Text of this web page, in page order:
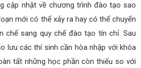
cập nhật về chương trình đào tạo sao
mới có thể xảy ra hay có thể chuyển
chế sang quy chế đào tạo tín chỉ. Sau
lưu các thí sinh cần hòa nhập với khóa
tất những học phần còn thiếu so với